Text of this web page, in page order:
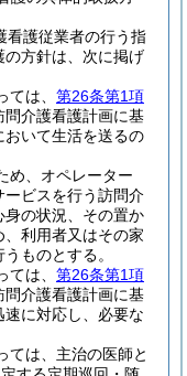
看護従業者の行う指
の方針は、次に掲げ
は、 第26条第1項
問介護看護計画に基
いて生活を送るの
め、オペレーター
ービスを行う訪問介
の状況、その置か
利用者又はその家
ものとする。
は、 第26条第1項
問介護看護計画に基
に対応し、必要な
ては、主治の医師と